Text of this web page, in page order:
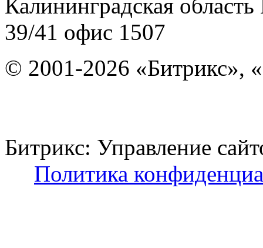
Калининградская область
39/41 офис 1507
© 2001-2026 «Битрикс»,
Битрикс: Управление
Политика